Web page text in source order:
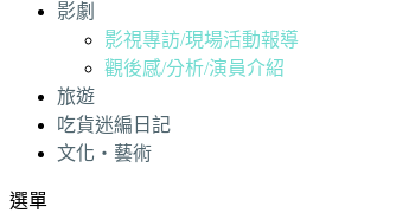
影劇
影視專訪/現場活動報導
觀後感/分析/演員介紹
旅遊
吃貨迷編日記
文化・藝術
選單